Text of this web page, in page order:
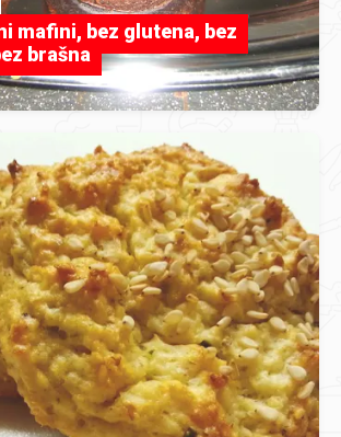
mafini, bez glutena, bez
brašna